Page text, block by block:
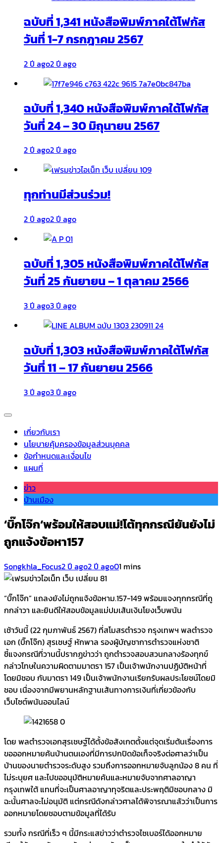
ฉบับที่ 1,341 หนังสือพิมพ์ภาคใต้โฟกัส
วันที่ 1-7 กรกฎาคม 2567
2 ปี ago2 ปี ago
ฉบับที่ 1,340 หนังสือพิมพ์ภาคใต้โฟกัส
วันที่ 24 – 30 มิถุนายน 2567
2 ปี ago2 ปี ago
ทุกท่านมีส่วนร่วม!
2 ปี ago2 ปี ago
ฉบับที่ 1,305 หนังสือพิมพ์ภาคใต้โฟกัส
วันที่ 25 กันยายน – 1 ตุลาคม 2566
3 ปี ago3 ปี ago
ฉบับที่ 1,303 หนังสือพิมพ์ภาคใต้โฟกัส
วันที่ 11 – 17 กันยายน 2566
3 ปี ago3 ปี ago
เกี่ยวกับเรา
นโยบายคุ้มครองข้อมูลส่วนบุคคล
ข้อกำหนดและเงื่อนไข
แผนที่
ข่าว
บ้านเมือง
‘บิ๊กโจ๊ก‘พร้อมให้สอบแม่!โต้ทุกกรณียันยังไม่
ถูกแจ้งข้อหา157
Songkhla_Focus2 ปี ago2 ปี ago01 mins
“บิ๊กโจ๊ก” แถลงยังไม่ถูกแจ้งข้อหาม.157-149 พร้อมแจงทุกกรณีที่ถู
กกล่าวา และยินดีให้สอบข้อมูลแม่ปมเส้นเงินโยงเว็บพนัน
เช้าวันนี้ (22 กุมภาพันธ์ 2567) ที่สโมสรตำรวจ กรุงเทพฯ พลตำรวจ
เอก (บิ๊กโจ๊ก) สุรเชษฐ์ หักพาล รองผู้บัญชาการตำรวจแห่งชาติ
ชี้แจงกรณีที่วานนี้ปรากฏข่าวว่า ถูกตำรวจสอบสวนกลางร้องทุกข์
กล่าวโทษในความผิดตามมาตรา 157 เป็นเจ้าพนักงานปฏิบัติหน้าที่
โดยมิชอบ กับมาตรา 149 เป็นเจ้าพนักงานเรียกรับผลประโยชน์โดยมิ
ชอบ เนื่องจากมีพยานหลักฐานเส้นทางการเงินที่เกี่ยวข้องกับ
เว็บไซต์พนันออนไลน์
โดย พลตำรวจเอกสุรเชษฐ์ได้ตั้งข้อสังเกตตั้งแต่จุดเริ่มต้นเรื่องการ
ขอออกหมายค้นบ้านตนเองที่มีการปกปิดข้อเท็จจริงต่อศาลว่าเป็น
บ้านของนายตำรวจระดับสูง รวมถึงการออกหมายจับลูกน้อง 8 คน ที่
ไม่ระบุยศ และไปขออนุมัติหมายค้นและหมายจับจากศาลอาญา
กรุงเทพใต้ แทนที่จะเป็นศาลอาญาทุจริตและประพฤติมิชอบกลาง มิ
ฉะนั้นศาลจะไม่อนุมัติ แต่กรณีดังกล่าวศาลได้พิจารณาแล้วว่าเป็นการ
ออกหมายโดยชอบตามข้อมูลที่ได้รับ
รวมทั้ง กรณีที่เร็ว ๆ นี้มีกระแสข่าวว่าตำรวจไซเบอร์ได้ออกหมาย